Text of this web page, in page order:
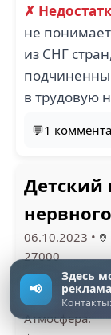
✗
не
из СНГ
в трудовую
💬1
Детский
06.10.2023 •
27000
Общая
Атмосфера:
📢
Здесь
реклама
Контакты: